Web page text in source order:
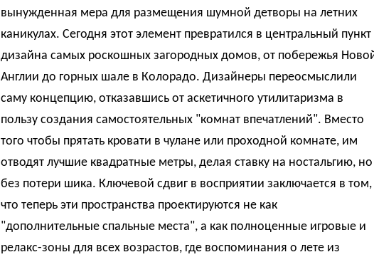
вынужденная мера для размещения шумной детворы на летних
каникулах. Сегодня этот элемент превратился в центральный пункт
дизайна самых роскошных загородных домов, от побережья
Англии до горных шале в Колорадо. Дизайнеры переосмыслили
саму концепцию, отказавшись от аскетичного утилитаризма в
пользу создания самостоятельных "комнат впечатлений". Вместо
того чтобы прятать кровати в чулане или проходной комнате, им
отводят лучшие квадратные метры, делая ставку на ностальгию, но
без потери шика. Ключевой сдвиг в восприятии заключается в том,
что теперь эти пространства проектируются не как
"дополнительные спальные места", а как полноценные игровые и
релакс-зоны для всех возрастов, где воспоминания о лете из